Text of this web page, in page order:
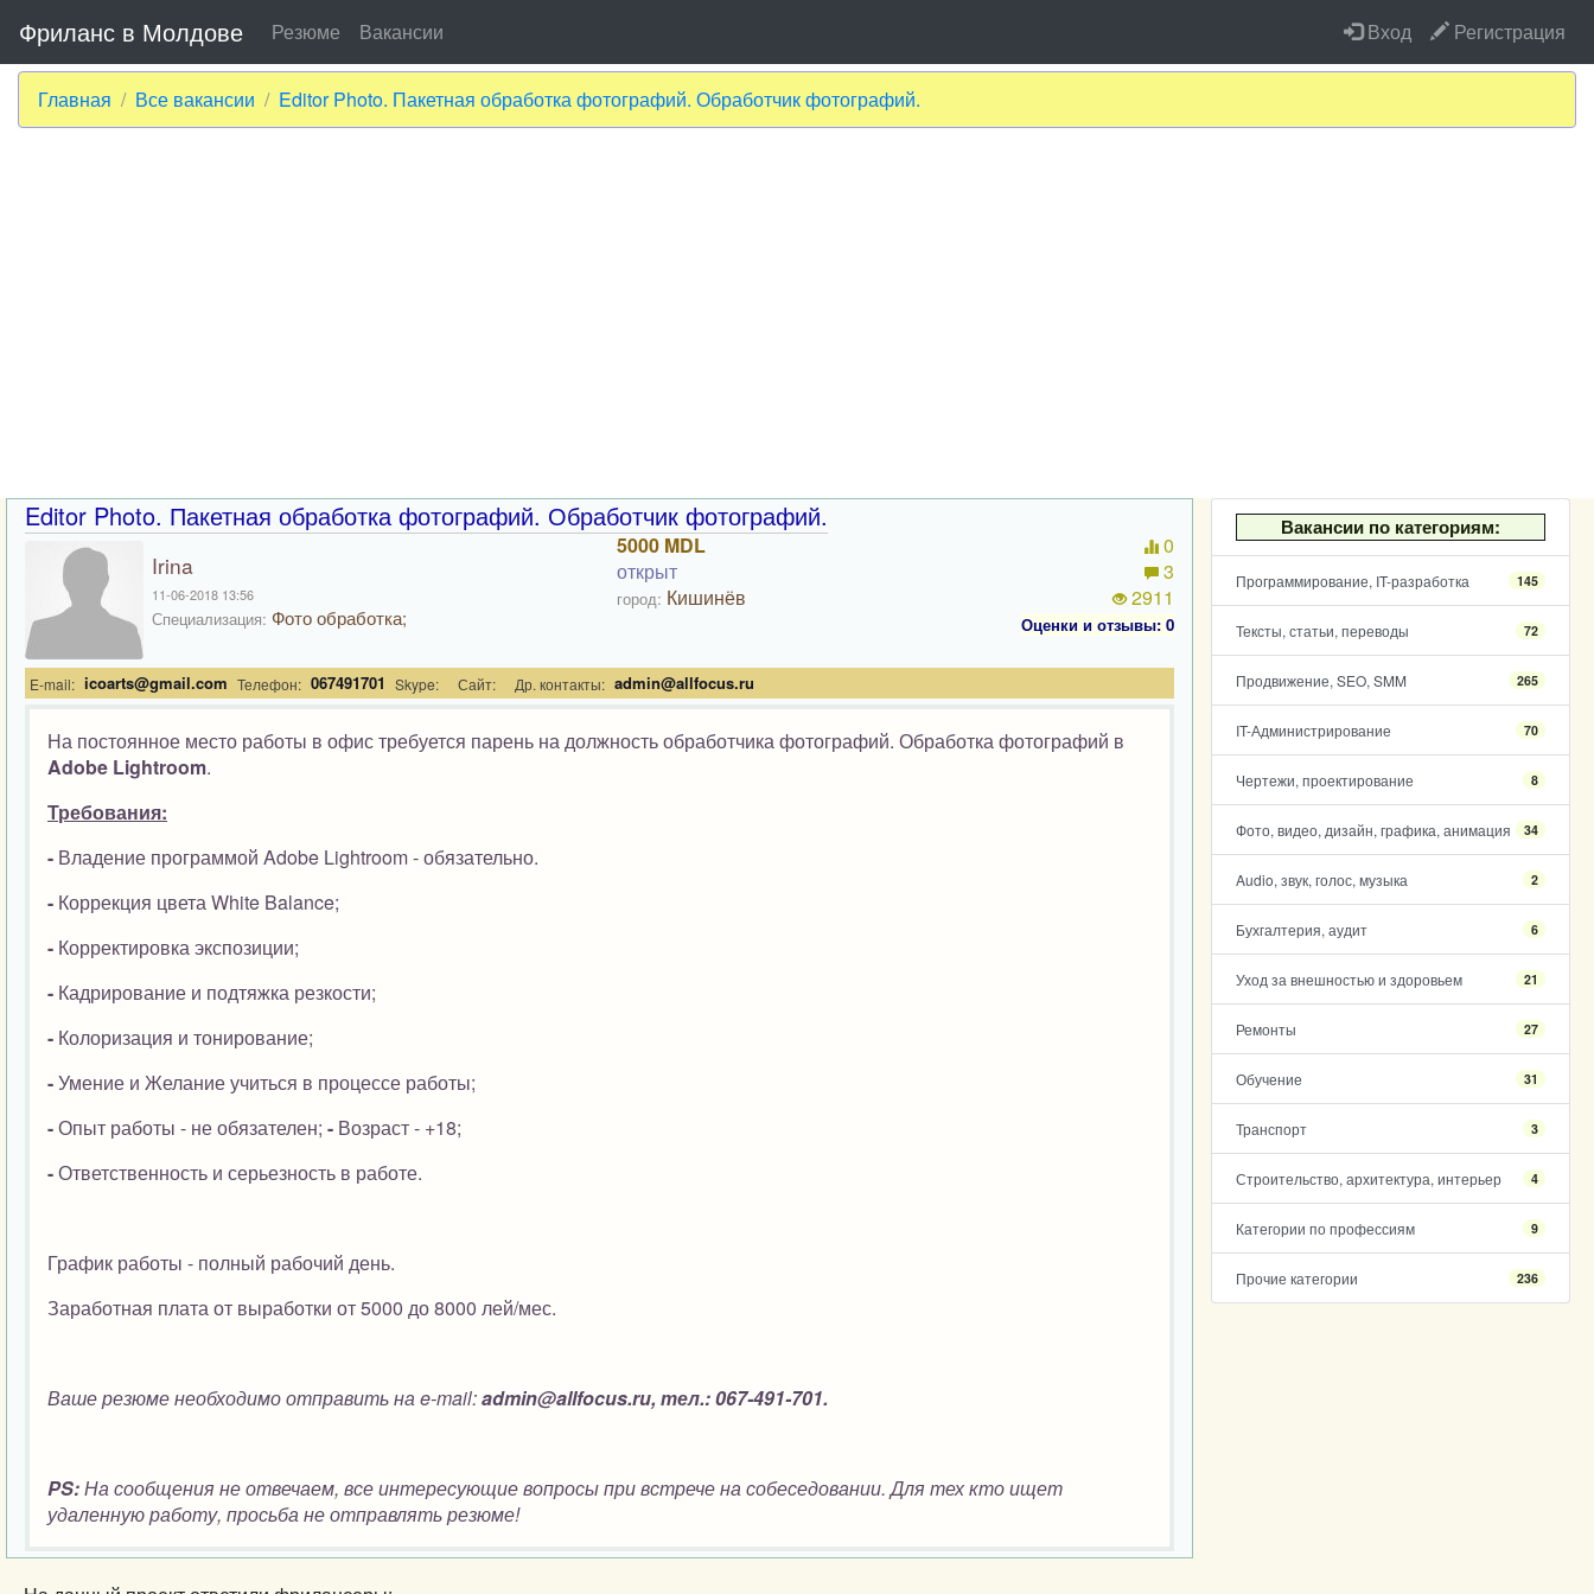
Фриланс в Молдове Резюме Вакансии Вход Регистрация
Главная Все вакансии Editor Photo. Пакетная обработка фотографий. Обработчик фотографий.
Вакансии по категориям:
Программирование, IT-разработка 145
Тексты, статьи, переводы 72
Продвижение, SEO, SMM 265
IT-Администрирование 70
Чертежи, проектирование 8
Фото, видео, дизайн, графика, анимация 34
Audio, звук, голос, музыка 2
Бухгалтерия, аудит 6
Уход за внешностью и здоровьем 21
Ремонты 27
Обучение 31
Транспорт 3
Строительство, архитектура, интерьер 4
Категории по профессиям 9
Прочие категории 236
Editor Photo. Пакетная обработка фотографий. Обработчик фотографий.
Irina
11-06-2018 13:56
Специализация: Фото обработка;
5000 MDL
открыт
город: Кишинёв
0
3
2911
Оценки и отзывы: 0
E-mail: icoarts@gmail.com Телефон: 067491701 Skype: Сайт: Др. контакты: admin@allfocus.ru
На постоянное место работы в офис требуется парень на должность обработчика фотографий. Обработка фотографий в
Adobe Lightroom.
Требования:
- Владение программой Adobe Lightroom - обязательно.
- Коррекция цвета White Balance;
- Корректировка экспозиции;
- Кадрирование и подтяжка резкости;
- Колоризация и тонирование;
-Умение и Желание учиться в процессе работы;
-Опыт работы - не обязателен; - Возраст - +18;
-Ответственность и серьезность в работе.
График работы - полный рабочий день.
Заработная плата от выработки от 5000 до 8000 лей/мес.
Ваше резюме необходимо отправить на e-mail:admin@allfocus.ru, тел.: 067-491-701.
PS:На сообщения не отвечаем, все интересующие вопросы при встрече на собеседовании. Для тех кто ищет
удаленную работу, просьба не отправлять резюме!